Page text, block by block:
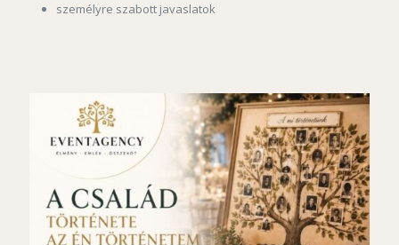
személyre szabott javaslatok